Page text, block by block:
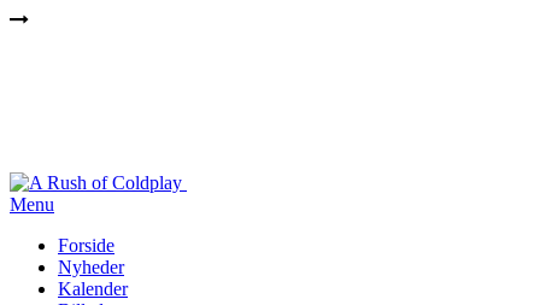
Menu
Forside
Nyheder
Kalender